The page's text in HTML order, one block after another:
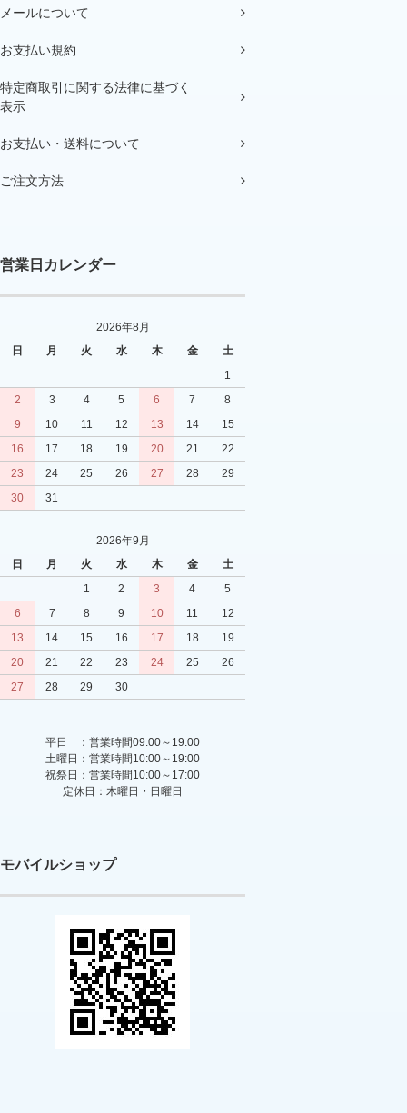
メールについて
お支払い規約
特定商取引に関する法律に基づく
表示
お支払い・送料について
ご注文方法
営業日カレンダー
2026年8月
日
月 火 水 木 金
土
1
2
3 4 5 6 7
8
9
10 11 12 13 14
15
16
17 18 19 20 21
22
23
24 25 26 27 28
29
30
31
2026年9月
日
月 火 水 木 金
土
1
2 3 4
5
6
7 8 9 10 11
12
13
14 15 16 17 18
19
20
21 22 23 24 25
26
27
28 29 30
平日 ：営業時間09:00～19:00
土曜日：営業時間10:00～19:00
祝祭日：営業時間10:00～17:00
定休日：木曜日・日曜日
モバイルショップ